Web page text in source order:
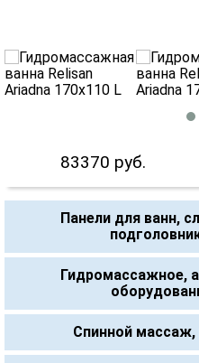
83370 руб.
Панели для ванн,
Гидромассажное,
Спинной